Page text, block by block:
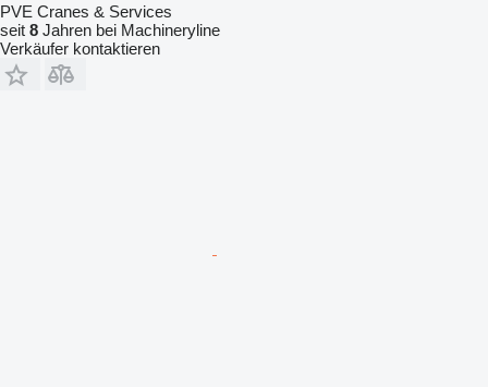
PVE Cranes & Services
seit 8 Jahren bei Machineryline
Verkäufer kontaktieren